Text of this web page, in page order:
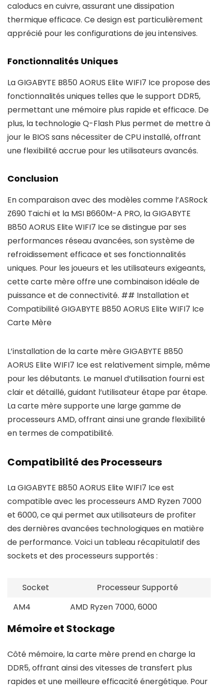
caloducs en cuivre, assurant une dissipation
thermique efficace. Ce design est particulièrement
apprécié pour les configurations de jeu intensives.
Fonctionnalités Uniques
La GIGABYTE B850 AORUS Elite WIFI7 Ice propose des
fonctionnalités uniques telles que le support DDR5,
permettant une mémoire plus rapide et efficace. De
plus, la technologie Q-Flash Plus permet de mettre à
jour le BIOS sans nécessiter de CPU installé, offrant
une flexibilité accrue pour les utilisateurs avancés.
Conclusion
En comparaison avec des modèles comme l’ASRock
Z690 Taichi et la MSI B660M-A PRO, la GIGABYTE
B850 AORUS Elite WIFI7 Ice se distingue par ses
performances réseau avancées, son système de
refroidissement efficace et ses fonctionnalités
uniques. Pour les joueurs et les utilisateurs exigeants,
cette carte mère offre une combinaison idéale de
puissance et de connectivité. ## Installation et
Compatibilité GIGABYTE B850 AORUS Elite WIFI7 Ice
Carte Mère
L’installation de la carte mère GIGABYTE B850
AORUS Elite WIFI7 Ice est relativement simple, même
pour les débutants. Le manuel d’utilisation fourni est
clair et détaillé, guidant l’utilisateur étape par étape.
La carte mère supporte une large gamme de
processeurs AMD, offrant ainsi une grande flexibilité
en termes de compatibilité.
Compatibilité des Processeurs
La GIGABYTE B850 AORUS Elite WIFI7 Ice est
compatible avec les processeurs AMD Ryzen 7000
et 6000, ce qui permet aux utilisateurs de profiter
des dernières avancées technologiques en matière
de performance. Voici un tableau récapitulatif des
sockets et des processeurs supportés :
Socket
Processeur Supporté
AM4
AMD Ryzen 7000, 6000
Mémoire et Stockage
Côté mémoire, la carte mère prend en charge la
DDR5, offrant ainsi des vitesses de transfert plus
rapides et une meilleure efficacité énergétique. Pour